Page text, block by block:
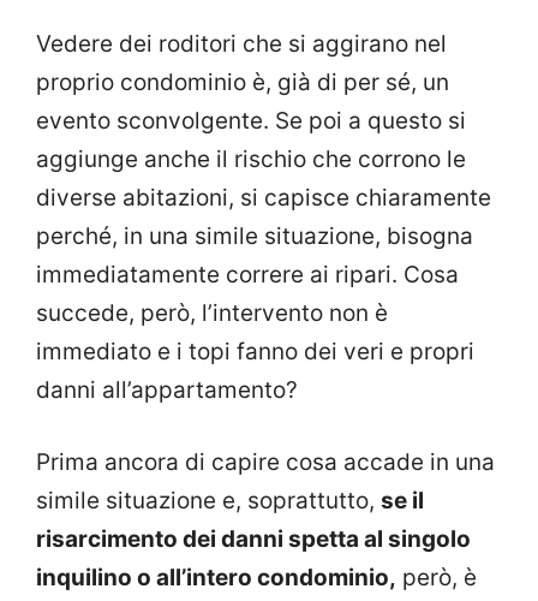
Vedere dei roditori che si aggirano nel
proprio condominio è, già di per sé, un
evento sconvolgente. Se poi a questo si
aggiunge anche il rischio che corrono le
diverse abitazioni, si capisce chiaramente
perché, in una simile situazione, bisogna
immediatamente correre ai ripari. Cosa
succede, però, l’intervento non è
immediato e i topi fanno dei veri e propri
danni all’appartamento?
Prima ancora di capire cosa accade in una
simile situazione e, soprattutto, se il
risarcimento dei danni spetta al singolo
inquilino o all’intero condominio, però, è